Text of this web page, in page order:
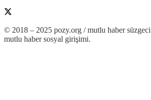
© 2018 – 2025 pozy.org / mutlu haber
mutlu haber sosyal girişimi.